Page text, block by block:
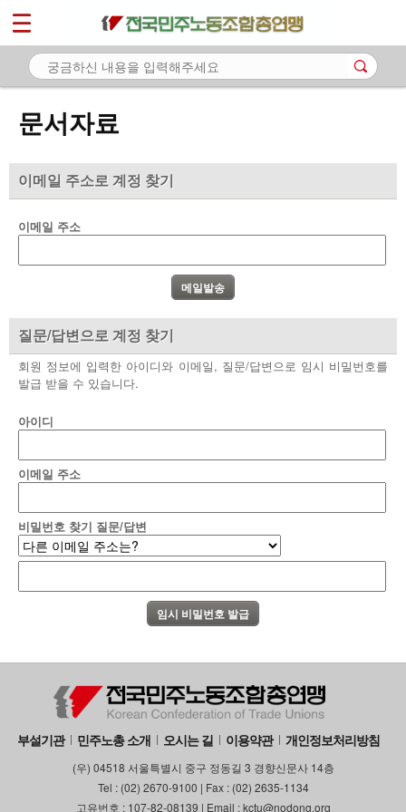
문서자료
이메일 주소로 계정 찾기
이메일 주소
질문/답변으로 계정 찾기
회원 정보에 입력한 아이디와 이메일, 질문/답변으로 임시 비밀번호를
발급 받을 수 있습니다.
아이디
이메일 주소
비밀번호 찾기 질문/답변
부설기관 민주노총 소개 오시는 길 이용약관 개인정보처리방침
(우) 04518 서울특별시 중구 정동길 3 경향신문사 14층
Tel : (02) 2670-9100 | Fax : (02) 2635-1134
고유번호 : 107-82-08139 | Email : kctu@nodong.org
마이페이지
소개
노동상담
자료
- 카드뉴스
부설기관